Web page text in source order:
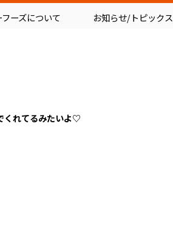
ーズについて お知らせ/トピックス
くれてるみたいよ♡